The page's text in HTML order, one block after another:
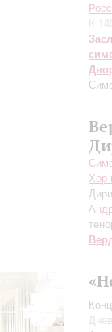
К
Хор